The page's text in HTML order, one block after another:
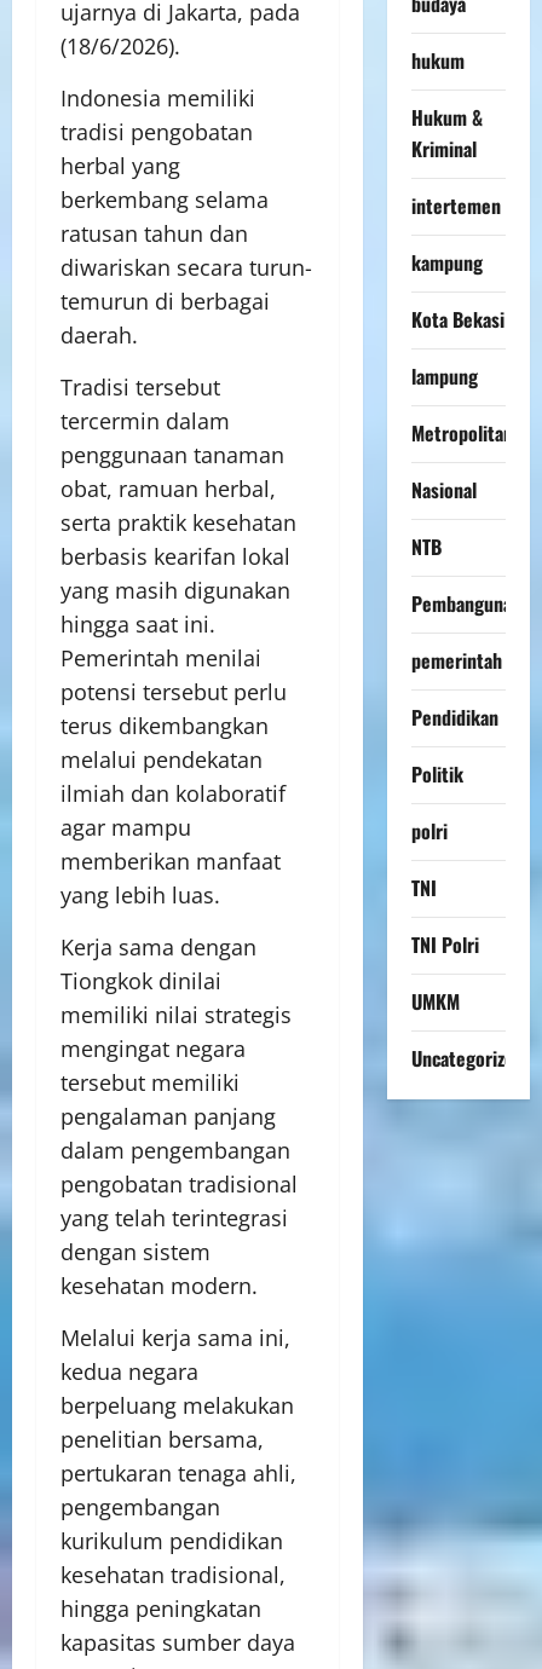
ujarnya di Jakarta, pada
(18/6/2026).
Indonesia memiliki
tradisi pengobatan
herbal yang
berkembang selama
ratusan tahun dan
diwariskan secara turun-
temurun di berbagai
daerah.
Tradisi tersebut
tercermin dalam
penggunaan tanaman
obat, ramuan herbal,
serta praktik kesehatan
berbasis kearifan lokal
yang masih digunakan
hingga saat ini.
Pemerintah menilai
potensi tersebut perlu
terus dikembangkan
melalui pendekatan
ilmiah dan kolaboratif
agar mampu
memberikan manfaat
yang lebih luas.
Kerja sama dengan
Tiongkok dinilai
memiliki nilai strategis
mengingat negara
tersebut memiliki
pengalaman panjang
dalam pengembangan
pengobatan tradisional
yang telah terintegrasi
dengan sistem
kesehatan modern.
Melalui kerja sama ini,
kedua negara
berpeluang melakukan
penelitian bersama,
pertukaran tenaga ahli,
pengembangan
kurikulum pendidikan
kesehatan tradisional,
hingga peningkatan
kapasitas sumber daya
hukum
Hukum &
Kriminal
intertemen
kampung
Kota Bekasi
lampung
Metropolitan
Nasional
NTB
Pembangunan
pemerintah
Pendidikan
Politik
polri
TNI
TNI Polri
UMKM
Uncategorized